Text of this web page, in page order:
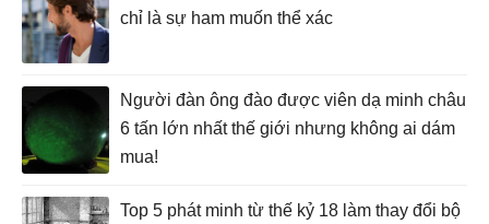
chỉ là sự ham muốn thể xác
Người đàn ông đào được viên dạ minh châu
6 tấn lớn nhất thế giới nhưng không ai dám
mua!
Top 5 phát minh từ thế kỷ 18 làm thay đổi bộ